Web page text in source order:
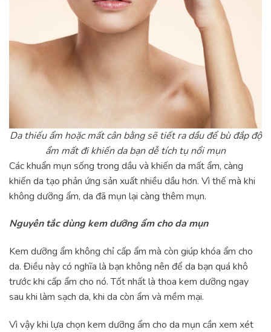
Da thiếu ẩm hoặc mất cân bằng sẽ tiết ra dầu để bù đắp độ
ẩm mất đi khiến da bạn dễ tích tụ nổi mụn
Các khuẩn mụn sống trong dầu và khiến da mất ẩm, càng
khiến da tạo phản ứng sản xuất nhiều dầu hơn. Vì thế mà khi
không dưỡng ẩm, da đã mụn lại càng thêm mụn.
Nguyên tắc dùng kem dưỡng ẩm cho da mụn
Kem dưỡng ẩm không chỉ cấp ẩm mà còn giúp khóa ẩm cho
da. Điều này có nghĩa là bạn không nên để da bạn quá khô
trước khi cấp ẩm cho nó. Tốt nhất là thoa kem dưỡng ngay
sau khi làm sạch da, khi da còn ẩm và mềm mại.
Vì vậy khi lựa chọn kem dưỡng ẩm cho da mụn cần xem xét